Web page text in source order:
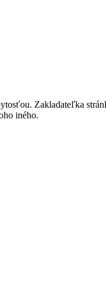
Zakladateľka
iného.